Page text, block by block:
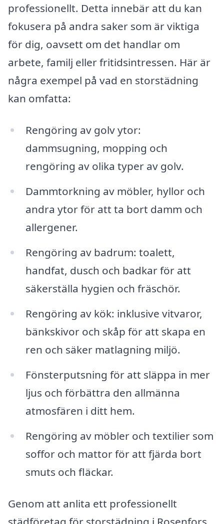
professionellt. Detta innebär att du kan
fokusera på andra saker som är viktiga
för dig, oavsett om det handlar om
arbete, familj eller fritidsintressen. Här är
några exempel på vad en storstädning
kan omfatta:
Rengöring av golv ytor:
dammsugning, mopping och
rengöring av olika typer av golv.
Dammtorkning av möbler, hyllor och
andra ytor för att ta bort damm och
allergener.
Rengöring av badrum: toalett,
handfat, dusch och badkar för att
säkerställa hygien och fräschör.
Rengöring av kök: inklusive vitvaror,
bänkskivor och skåp för att skapa en
ren och säker matlagning miljö.
Fönsterputsning för att släppa in mer
ljus och förbättra den allmänna
atmosfären i ditt hem.
Rengöring av möbler och textilier som
soffor och mattor för att fjärda bort
smuts och fläckar.
Genom att anlita ett professionellt